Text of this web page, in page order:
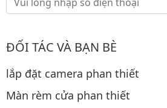
ĐỐI TÁC VÀ BẠN BÈ
lắp đặt camera phan thiết
Màn rèm cửa phan thiết